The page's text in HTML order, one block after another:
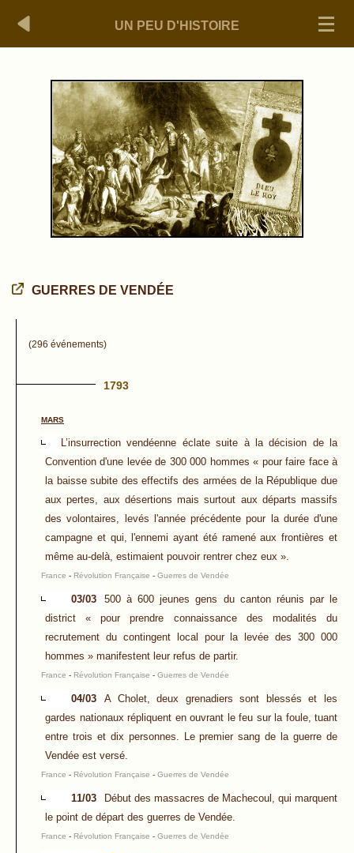
UN PEU D'HISTOIRE
GUERRES DE VENDÉE
(296 événements)
1793
MARS
L’insurrection vendéenne éclate suite à la décision de la
Convention d'une levée de 300 000 hommes « pour faire face à
la baisse subite des effectifs des armées de la République due
aux pertes, aux désertions mais surtout aux départs massifs
des volontaires, levés l'année précédente pour la durée d'une
campagne et qui, l'ennemi ayant été ramené aux frontières et
même au-delà, estimaient pouvoir rentrer chez eux ».
France - Révolution Française - Guerres de Vendée
03/03
500 à 600 jeunes gens du canton réunis par le
district « pour prendre connaissance des modalités du
recrutement du contingent local pour la levée des 300 000
hommes » manifestent leur refus de partir.
France - Révolution Française - Guerres de Vendée
04/03
A Cholet, deux grenadiers sont blessés et les
gardes nationaux répliquent en ouvrant le feu sur la foule, tuant
entre trois et dix personnes. Le premier sang de la guerre de
Vendée est versé.
France - Révolution Française - Guerres de Vendée
11/03
Début des massacres de Machecoul, qui marquent
le point de départ des guerres de Vendée.
France - Révolution Française - Guerres de Vendée